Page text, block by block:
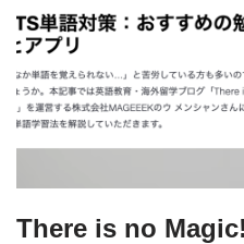
There is no